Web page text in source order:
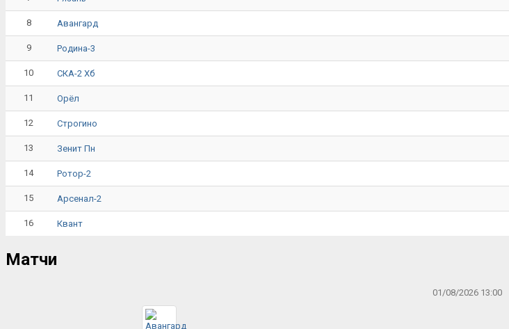
8 Авангард
9 Родина-3
10 СКА-2 Хб
11 Орёл
12 Строгино
13 Зенит Пн
14 Ротор-2
15 Арсенал-2
16 Квант
Матчи
01/08/2026 13:00